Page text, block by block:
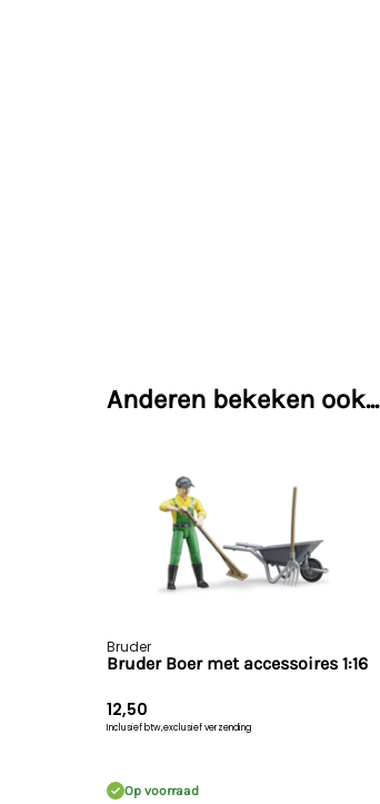
Anderen bekeken ook...
Bruder
Bruder Boer met accessoires 1:16
12,50
Inclusief btw,exclusief verzending
Op voorraad